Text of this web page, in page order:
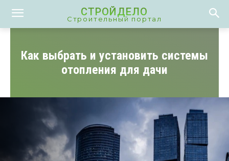
СТРОЙДЕЛО
Строительный портал
Как выбрать и установить системы
отопления для дачи